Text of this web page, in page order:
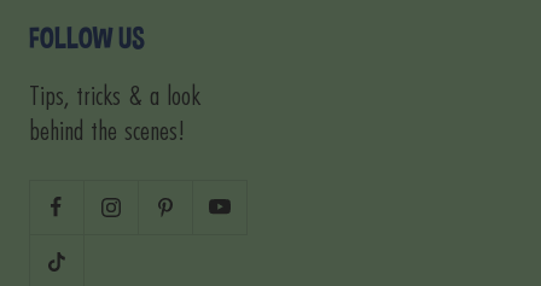
FOLLOW US
Tips, tricks & a look
behind the scenes!